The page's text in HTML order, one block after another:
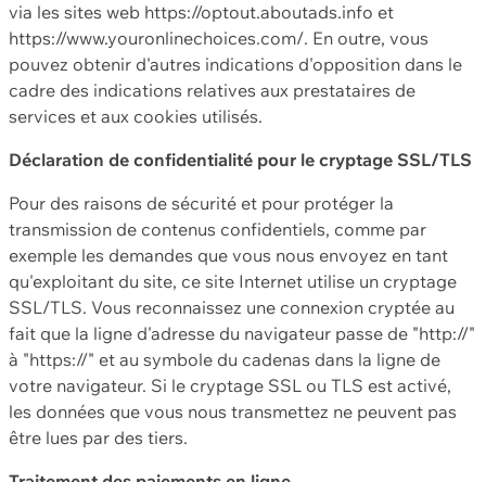
via les sites web https://optout.aboutads.info et
https://www.youronlinechoices.com/. En outre, vous
pouvez obtenir d'autres indications d'opposition dans le
cadre des indications relatives aux prestataires de
services et aux cookies utilisés.
Déclaration de confidentialité pour le cryptage SSL/TLS
Pour des raisons de sécurité et pour protéger la
transmission de contenus confidentiels, comme par
exemple les demandes que vous nous envoyez en tant
qu'exploitant du site, ce site Internet utilise un cryptage
SSL/TLS. Vous reconnaissez une connexion cryptée au
fait que la ligne d'adresse du navigateur passe de "http://"
à "https://" et au symbole du cadenas dans la ligne de
votre navigateur. Si le cryptage SSL ou TLS est activé,
les données que vous nous transmettez ne peuvent pas
être lues par des tiers.